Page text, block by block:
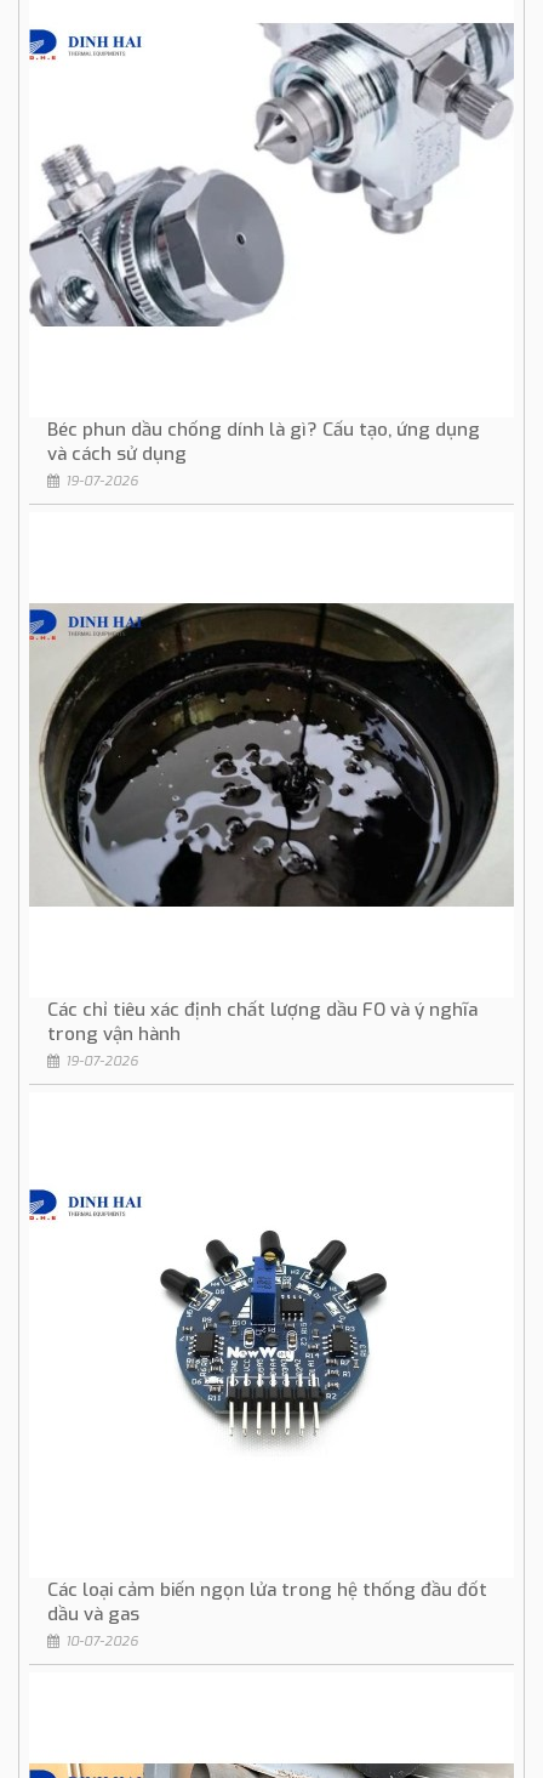
Béc phun dầu chống dính là gì? Cấu tạo, ứng dụng
và cách sử dụng
19-07-2026
Các chỉ tiêu xác định chất lượng dầu FO và ý nghĩa
trong vận hành
19-07-2026
Các loại cảm biến ngọn lửa trong hệ thống đầu đốt
dầu và gas
10-07-2026